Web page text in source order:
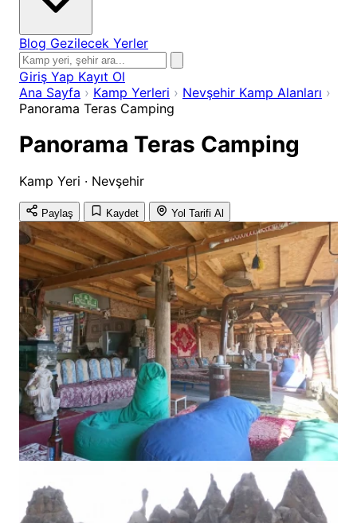
Blog Gezilecek Yerler
Giriş Yap Kayıt Ol
Ana Sayfa › Kamp Yerleri › Nevşehir Kamp Alanları ›
Panorama Teras Camping
Panorama Teras Camping
Kamp Yeri · Nevşehir
Paylaş Kaydet Yol Tarifi Al